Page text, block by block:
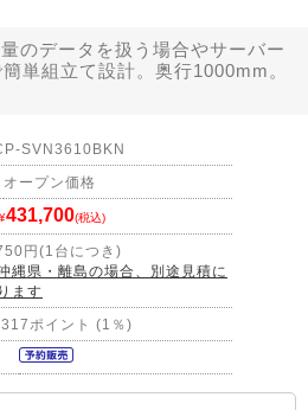
のデータを扱う場合やサーバー
単組立て設計。奥行1000mm。
SVN3610BKN
オープン価格
¥431,700(税込)
円(1台につき)
縄県・離島の場合、別途見積に
ます
ポイント (1％)